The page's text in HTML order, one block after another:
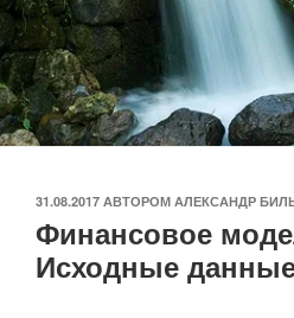
ОПУБЛИКОВАНО
31.08.2017 АВТОРОМ АЛЕКСАНДР
Финансовое
Исходные